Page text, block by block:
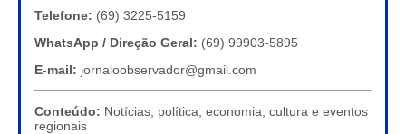
Telefone: (69) 3225-5159
WhatsApp / Direção Geral: (69) 99903-5895
E-mail: jornaloobservador@gmail.com
Conteúdo: Notícias, política, economia, cultura e eventos
regionais